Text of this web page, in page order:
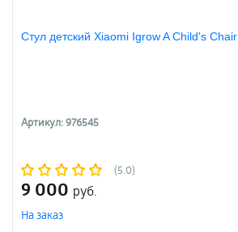
Стул детский Xiaomi Igrow A Child's Chair
Артикул: 976545
(5.0)
9 000 руб.
На заказ